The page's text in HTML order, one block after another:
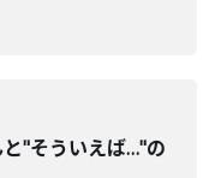
"そういえば…"の